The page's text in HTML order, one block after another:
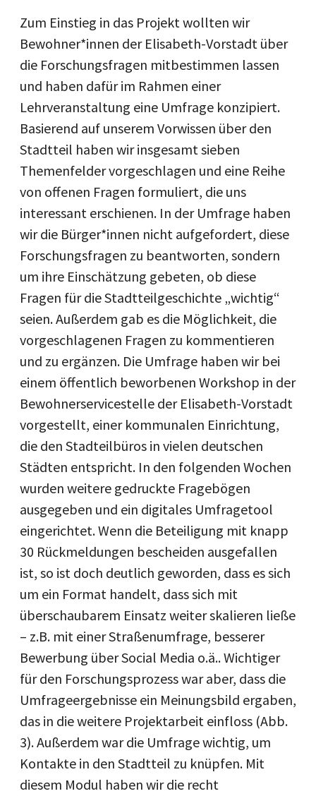
Zum Einstieg in das Projekt wollten wir
Bewohner*innen der Elisabeth-Vorstadt über
die Forschungsfragen mitbestimmen lassen
und haben dafür im Rahmen einer
Lehrveranstaltung eine Umfrage konzipiert.
Basierend auf unserem Vorwissen über den
Stadtteil haben wir insgesamt sieben
Themenfelder vorgeschlagen und eine Reihe
von offenen Fragen formuliert, die uns
interessant erschienen. In der Umfrage haben
wir die Bürger*innen nicht aufgefordert, diese
Forschungsfragen zu beantworten, sondern
um ihre Einschätzung gebeten, ob diese
Fragen für die Stadtteilgeschichte „wichtig“
seien. Außerdem gab es die Möglichkeit, die
vorgeschlagenen Fragen zu kommentieren
und zu ergänzen. Die Umfrage haben wir bei
einem öffentlich beworbenen Workshop in der
Bewohnerservicestelle der Elisabeth-Vorstadt
vorgestellt, einer kommunalen Einrichtung,
die den Stadteilbüros in vielen deutschen
Städten entspricht. In den folgenden Wochen
wurden weitere gedruckte Fragebögen
ausgegeben und ein digitales Umfragetool
eingerichtet. Wenn die Beteiligung mit knapp
30 Rückmeldungen bescheiden ausgefallen
ist, so ist doch deutlich geworden, dass es sich
um ein Format handelt, dass sich mit
überschaubarem Einsatz weiter skalieren ließe
– z.B. mit einer Straßenumfrage, besserer
Bewerbung über Social Media o.ä.. Wichtiger
für den Forschungsprozess war aber, dass die
Umfrageergebnisse ein Meinungsbild ergaben,
das in die weitere Projektarbeit einfloss (Abb.
3). Außerdem war die Umfrage wichtig, um
Kontakte in den Stadtteil zu knüpfen. Mit
diesem Modul haben wir die recht